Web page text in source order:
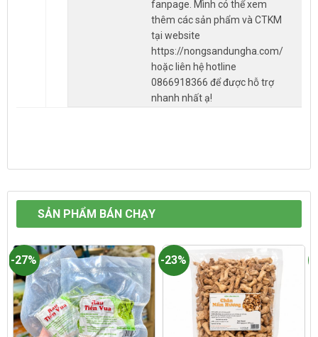
fanpage. Mình có thể xem
thêm các sản phẩm và CTKM
tại website
https://nongsandungha.com/
hoặc liên hệ hotline
0866918366 để được hỗ trợ
nhanh nhất ạ!
SẢN PHẨM BÁN CHẠY
-27% -23%